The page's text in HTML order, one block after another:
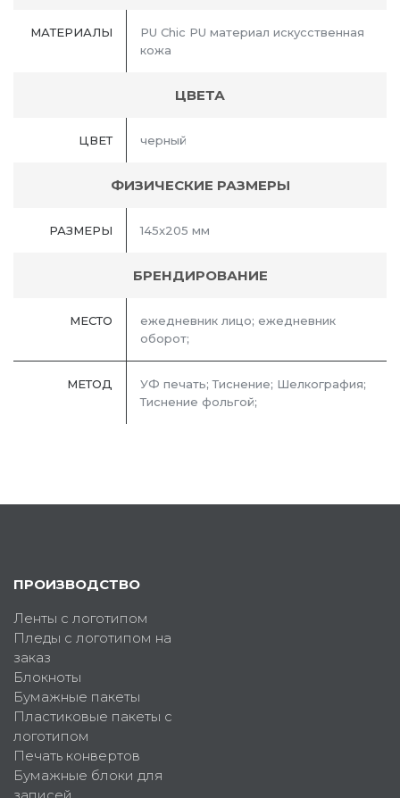
МАТЕРИАЛЫ
PU Chic PU материал искусственная
кожа
ЦВЕТА
ЦВЕТ черный
ФИЗИЧЕСКИЕ РАЗМЕРЫ
РАЗМЕРЫ 145x205 мм
БРЕНДИРОВАНИЕ
МЕСТО
ежедневник лицо; ежедневник
оборот;
МЕТОД
УФ печать; Тиснение; Шелкография;
Тиснение фольгой;
ПРОИЗВОДСТВО
Ленты с логотипом
Пледы с логотипом на
заказ
Блокноты
Бумажные пакеты
Пластиковые пакеты с
логотипом
Печать конвертов
Бумажные блоки для